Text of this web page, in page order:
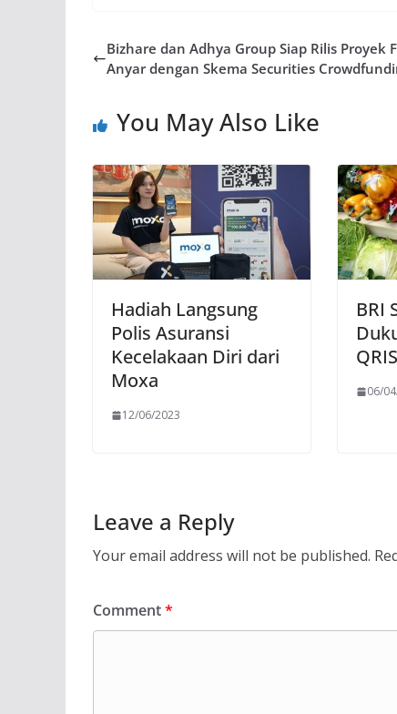
Bizhare dan Adhya Group Siap Rilis Proyek
Anyar dengan Skema Securities
You May Also Like
Hadiah Langsung
Polis Asuransi
Kecelakaan Diri dari
Moxa
12/06/2023
BRI
06/
Leave a Reply
Your email address will not be published.
Comment*